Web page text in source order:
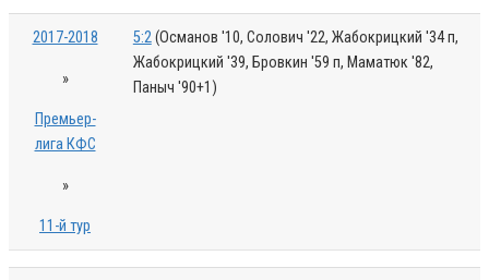
2017-2018
»
Премьер-
лига КФС
»
11-й тур
5:2(Османов '10, Солович '22, Жабокрицкий '34 п,
Жабокрицкий '39, Бровкин '59 п, Маматюк '82,
Паныч '90+1)